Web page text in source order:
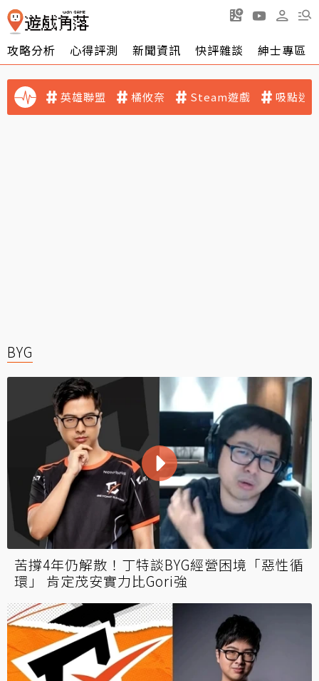
攻略分析 心得評測 新聞資訊 快評雜談 紳士專區
英雄聯盟 橘攸奈 Steam遊戲 吸點迷
BYG
苦撐4年仍解散！丁特談BYG經營困境「惡性循
環」 肯定茂安實力比Gori強